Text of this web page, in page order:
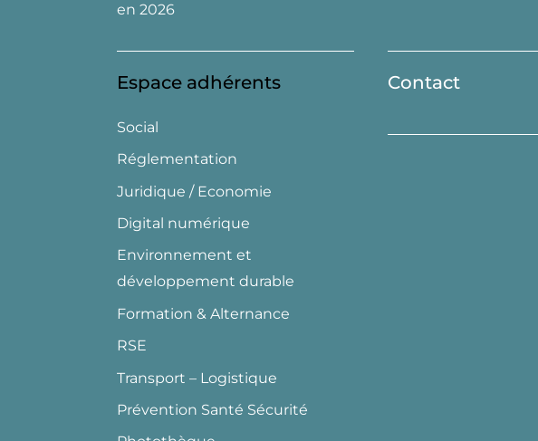
en 2026
Espace adhérents
Social
Réglementation
Juridique / Economie
Digital numérique
Environnement et
développement durable
Formation & Alternance
RSE
Transport – Logistique
Prévention Santé Sécurité
Contact